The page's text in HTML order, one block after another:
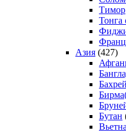
Тимор
Тонга
Азия (427)
Бутан